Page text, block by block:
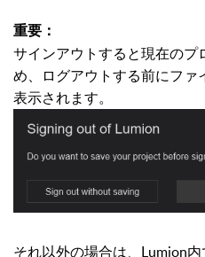
重要：
サインアウトすると現在のプ
め、ログアウトする前にフ
表示されます。
それ以外の場合は、Lumion